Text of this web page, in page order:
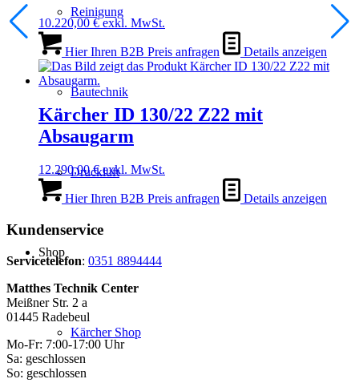
Reinigung
Bautechnik
Druckluft
Shop
Kärcher Shop
10.220,00 €exkl. MwSt.
Hier Ihren B2B Preis anfragen Details anzeigen
Kärcher ID 130/22 Z22 mit
Absaugarm
12.290,00€exkl. MwSt.
Hier Ihren B2B Preis anfragen Details anzeigen
Kundenservice
Servicetelefon: 0351 8894444
Matthes Technik Center
Meißner Str. 2 a
01445 Radebeul
Mo-Fr: 7:00-17:00 Uhr
Sa: geschlossen
So: geschlossen